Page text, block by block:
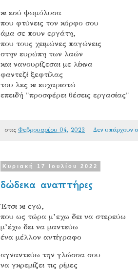
κι εσύ ψωμόλυσα
που φτύνεις τον κόρφο σου
άμα σε πουν εργάτη,
που τους χειμώνες παγώνεις
στην ευρώπη των λαών
και νανουρίζεσαι με λίκνα
φαντεζί ξεφτίλας
του λες κι ευχαριστώ
επειδή "προσφέρει θέσεις εργασίας"
στις Φεβρουαρίου 04, 2023 Δεν υπάρχουν
Κυριακή 17 Ιουλίου 2022
δώδεκα αναπτήρες
Έτσι κι εγώ,
που ως τώρα μ’εχω δει να στερεύω
μ’έχω δει να μαντεύω
ένα μέλλον αντίγραφο
αγναντεύω την γλώσσα σου
να γκρεμίζει τις ρίμες